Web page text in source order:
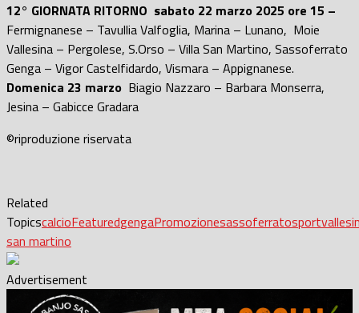
12° GIORNATA RITORNO sabato 22 marzo 2025 ore 15 –
Fermignanese – Tavullia Valfoglia, Marina – Lunano, Moie
Vallesina – Pergolese, S.Orso – Villa San Martino, Sassoferrato
Genga – Vigor Castelfidardo, Vismara – Appignanese.
Domenica 23 marzo Biagio Nazzaro – Barbara Monserra,
Jesina – Gabicce Gradara
©riproduzione riservata
Related
TopicscalcioFeaturedgengaPromozionesassoferratosport
san martino
Advertisement